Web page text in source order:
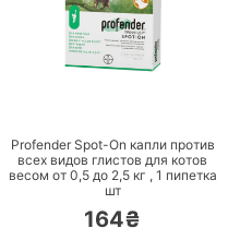
Profender Spot-On капли против
всех видов глистов для котов
весом от 0,5 до 2,5 кг , 1 пипетка
шт
164₴